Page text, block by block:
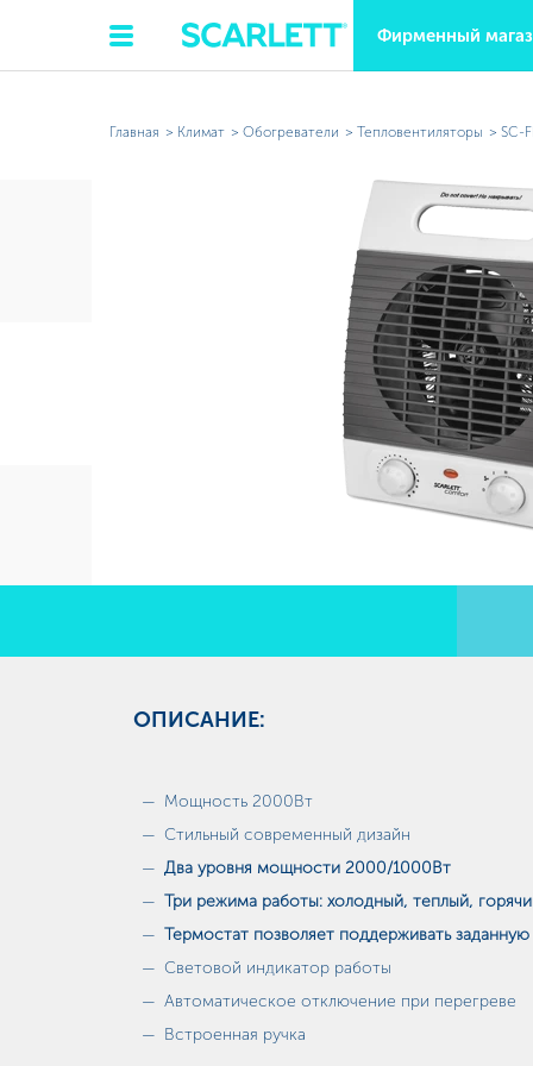
Фирменный
Главная Климат Обогреватели Тепловентиляторы SC-
ОПИСАНИЕ:
Мощность 2000Вт
Стильный современный дизайн
Два уровня мощности 2000/1000Вт
Три режима работы: холодный, теплый,
Термостат позволяет поддерживать
Световой индикатор работы
Автоматическое отключение при перегреве
Встроенная ручка